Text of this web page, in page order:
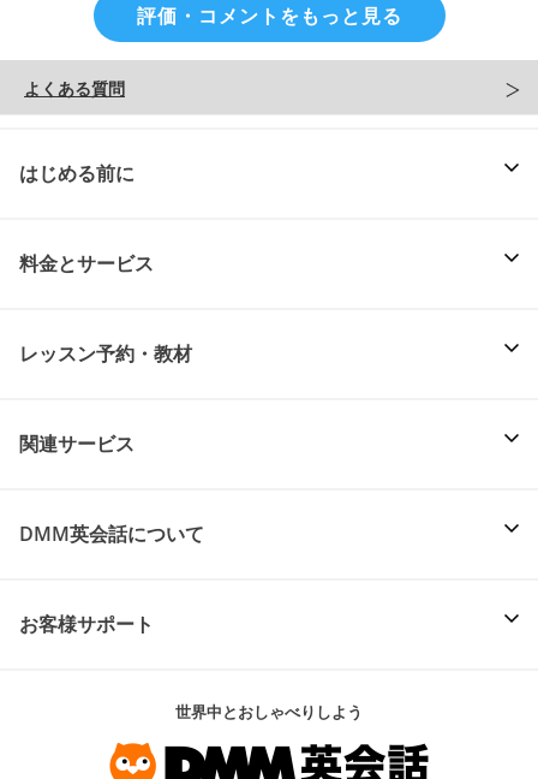
評価・コメントをもっと見る
よくある質問
はじめる前に
料金とサービス
レッスン予約・教材
関連サービス
DMM英会話について
お客様サポート
世界中とおしゃべりしよう